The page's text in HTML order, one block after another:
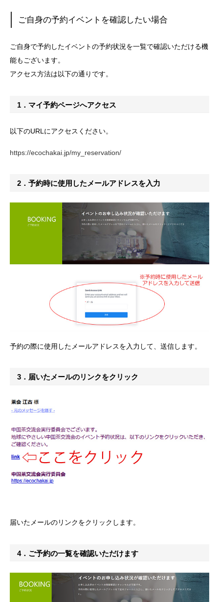
ご自身の予約イベントを確認したい場合
ご自身で予約したイベントの予約状況を一覧で確認いただける機
能もございます。
アクセス方法は以下の通りです。
1．マイ予約ページへアクセス
以下のURLにアクセスください。
https://ecochakai.jp/my_reservation/
2．予約時に使用したメールアドレスを入力
予約の際に使用したメールアドレスを入力して、送信します。
3．届いたメールのリンクをクリック
届いたメールのリンクをクリックします。
4．ご予約の一覧を確認いただけます